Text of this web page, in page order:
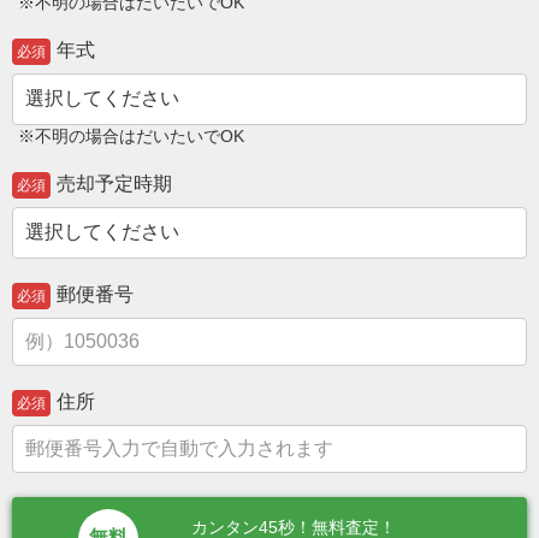
必須 年式
※不明の場合はだいたいでOK
必須 売却予定時期
必須 郵便番号
必須 住所
カンタン45秒！無料査定！